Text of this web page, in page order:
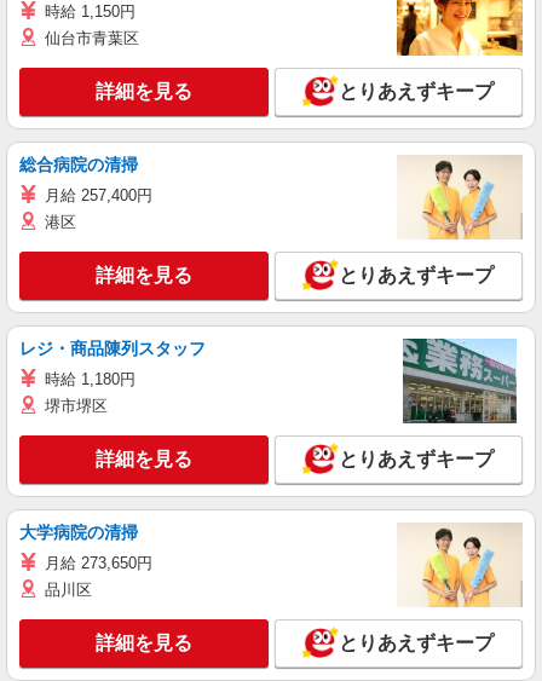
時給 1,150円
仙台市青葉区
詳細を見る とりあえずキープ
総合病院の清掃
月給 257,400円
港区
詳細を見る とりあえずキープ
レジ・商品陳列スタッフ
時給 1,180円
堺市堺区
詳細を見る とりあえずキープ
大学病院の清掃
月給 273,650円
品川区
詳細を見る とりあえずキープ